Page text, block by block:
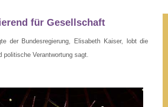
für Gesellschaft
der Bundesregierung, Elisabeth Kaiser, lobt die
Verantwortung sagt.